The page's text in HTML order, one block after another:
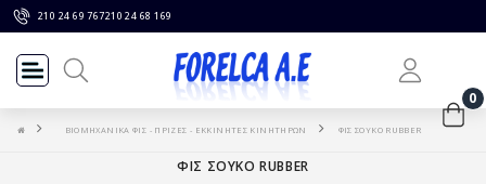
210 24 69 767210 24 68 169
0
ΒΙΟΜΗΧΑΝΙΚΑ ΦΙΣ - ΠΡΙΖΕΣ - ΕΚΚΙΝΗΤΕΣ ΚΙΝΗΤΗΡΩΝ ΦΙΣ ΣΟΥΚΟ RUBBER
ΦΙΣ ΣΟΥΚΟ RUBBER